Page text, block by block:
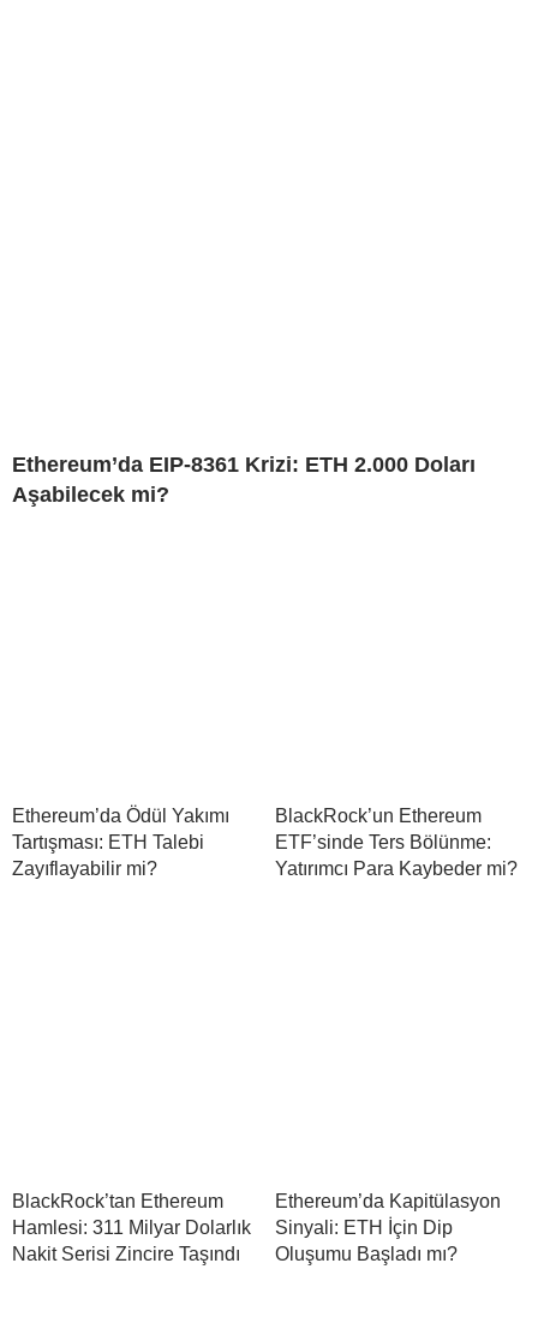
Ethereum’da EIP-8361 Krizi: ETH 2.000 Doları
Aşabilecek mi?
Ethereum’da Ödül Yakımı
Tartışması: ETH Talebi
Zayıflayabilir mi?
BlackRock’un Ethereum
ETF’sinde Ters Bölünme:
Yatırımcı Para Kaybeder mi?
BlackRock’tan Ethereum
Hamlesi: 311 Milyar Dolarlık
Nakit Serisi Zincire Taşındı
Ethereum’da Kapitülasyon
Sinyali: ETH İçin Dip
Oluşumu Başladı mı?